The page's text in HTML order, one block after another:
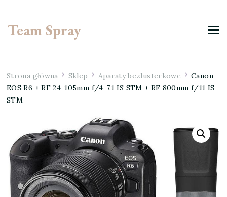
Team Spray
Strona główna Sklep Aparaty bezlusterkowe
Canon
EOS R6 + RF 24-105mm f/4-7.1 IS STM + RF 800mm f/11 IS
STM